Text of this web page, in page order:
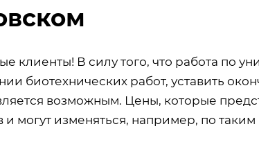
клиенты! В силу того, что работа по
биотехнических работ, уставить
возможным. Цены, которые
и могут изменяться, например, по